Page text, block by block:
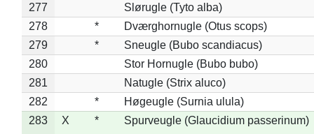
277
Slørugle (Tyto alba)
278
*
Dværghornugle (Otus scops)
279
*
Sneugle (Bubo scandiacus)
280
Stor Hornugle (Bubo bubo)
281
Natugle (Strix aluco)
282
*
Høgeugle (Surnia ulula)
283
X * Spurveugle (Glaucidium passerinum)